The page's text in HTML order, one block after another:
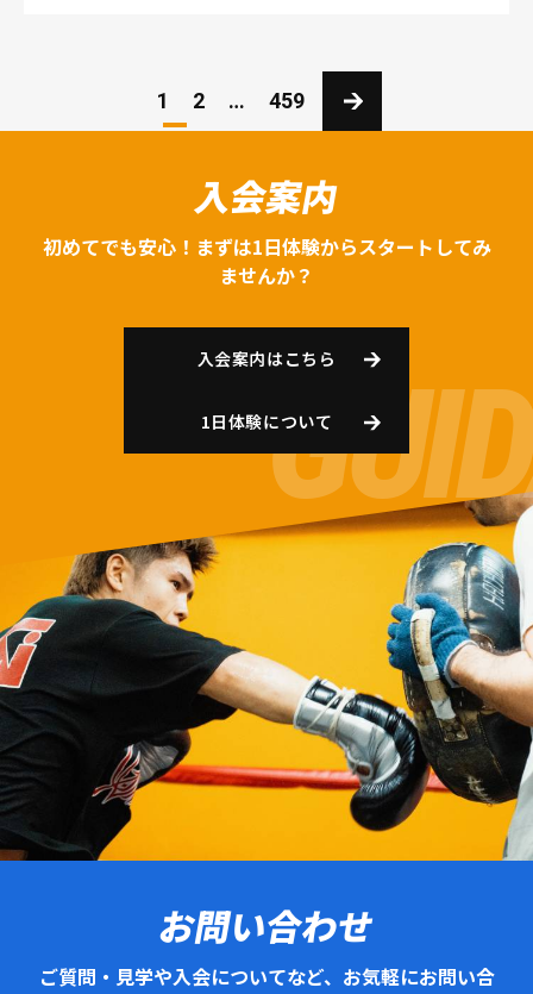
1 2 … 459
入会案内
初めてでも安心！まずは1日体験からスタートしてみ
ませんか？
入会案内はこちら
1日体験について
お問い合わせ
ご質問・見学や入会についてなど、お気軽にお問い合